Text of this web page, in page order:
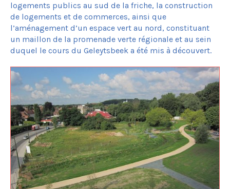
logements publics au sud de la friche, la construction
de logements et de commerces, ainsi que
l’aménagement d’un espace vert au nord, constituant
un maillon de la promenade verte régionale et au sein
duquel le cours du Geleytsbeek a été mis à découvert.